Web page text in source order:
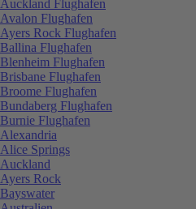
Auckland Flughafen
Avalon Flughafen
Ayers Rock Flughafen
Ballina Flughafen
Blenheim Flughafen
Brisbane Flughafen
Broome Flughafen
Bundaberg Flughafen
Burnie Flughafen
Alexandria
Alice Springs
Auckland
Ayers Rock
Bayswater